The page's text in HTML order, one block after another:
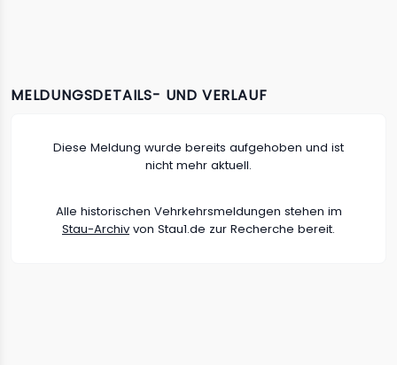
MELDUNGSDETAILS- UND VERLAUF
Diese Meldung wurde bereits aufgehoben und ist
nicht mehr aktuell.
Alle historischen Vehrkehrsmeldungen stehen im
Stau-Archiv von Stau1.de zur Recherche bereit.